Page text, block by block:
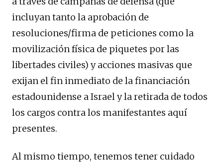
incluyan tanto la aprobación de
resoluciones/firma de peticiones como la
movilización física de piquetes por las
libertades civiles) y acciones masivas que
exijan el fin inmediato de la financiación
estadounidense a Israel y la retirada de todos
los cargos contra los manifestantes aquí
presentes.
Al mismo tiempo, tenemos tener cuidado